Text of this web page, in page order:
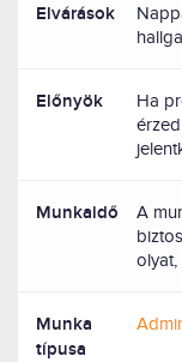
Elvárások
Előnyök
Ha
Munkaidő
A
olyat,
Munka
típusa